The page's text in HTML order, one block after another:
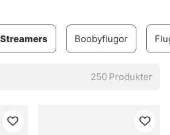
Boobyflugor
Streamers
250 Produkter